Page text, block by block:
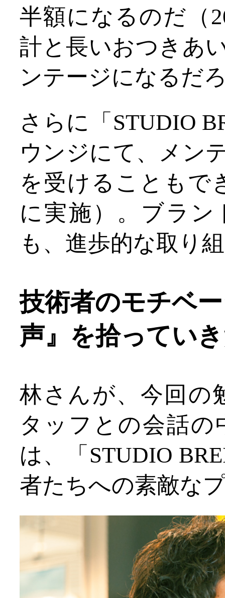
半額になるのだ（
計と長いおつきあ
ンテージになるだ
さらに「STUDIO
ウンジにて、メン
を受けることもで
に実施）。ブラ
も、進歩的な取り
技術者のモチベ
声』を拾ってい
林さんが、今回の
タッフとの会話
は、「STUDIO
者たちへの素敵な